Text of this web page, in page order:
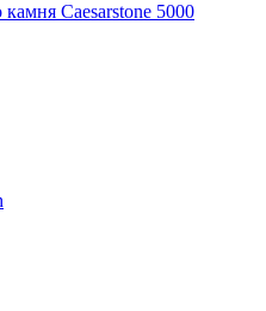
Caesarstone 5000